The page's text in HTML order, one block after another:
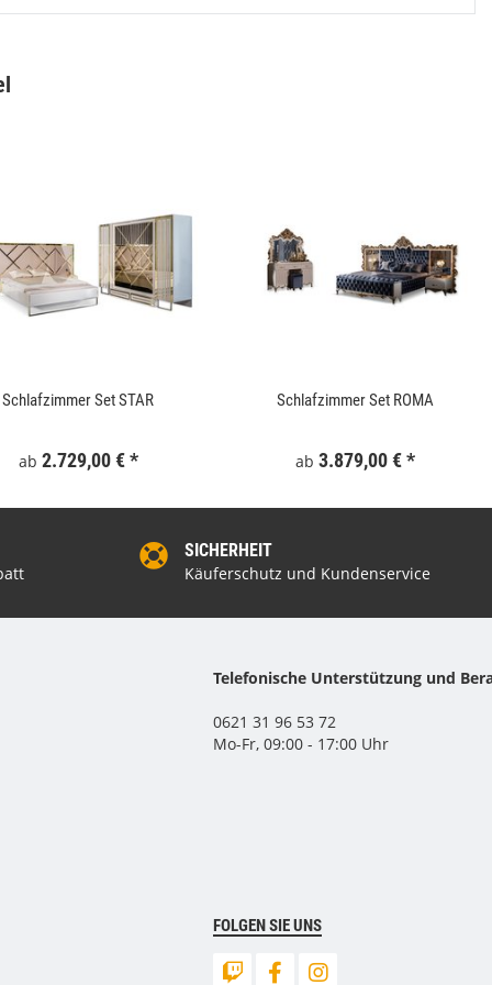
Schlafzimmer Set STAR
ab 2.729,00 € *
Schlafzimmer Set ROMA
ab 3.879,00 € *
159,99 €
SICHERHEIT
Käuferschutz und Kundenservice
Telefonische Unterstützung und
0621 31 96 53 72
Mo-Fr, 09:00 - 17:00 Uhr
FOLGEN SIE UNS